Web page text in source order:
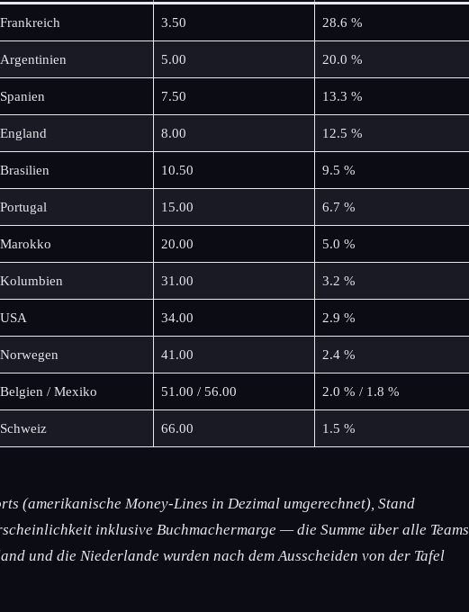
Frankreich 3.50 28.6 %
Argentinien 5.00 20.0 %
Spanien 7.50 13.3 %
England 8.00 12.5 %
Brasilien 10.50 9.5 %
Portugal 15.00 6.7 %
Marokko 20.00 5.0 %
Kolumbien 31.00 3.2 %
USA 34.00 2.9 %
Norwegen 41.00 2.4 %
Belgien / Mexiko 51.00 / 56.00 2.0 % / 1.8 %
Schweiz 66.00 1.5 %
(amerikanische Money-Lines in Dezimal umgerechnet), Stand
inklusive Buchmachermarge — die Summe über alle Teams
und die Niederlande wurden nach dem Ausscheiden von der Tafel